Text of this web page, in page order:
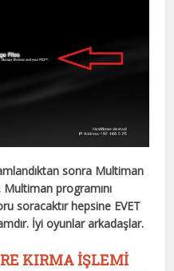
sonra Multiman
programını
soracaktır hepsine EVET
İyi oyunlar arkadaşlar.
KIRMA İŞLEMİ